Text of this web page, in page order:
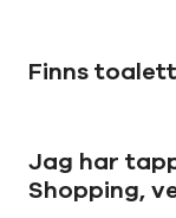
Finns
Jag har
Shopping,